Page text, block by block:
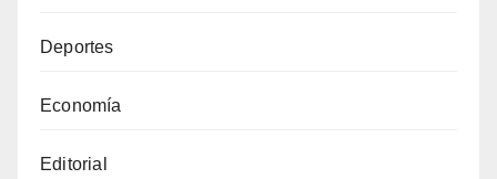
Deportes
Economía
Editorial